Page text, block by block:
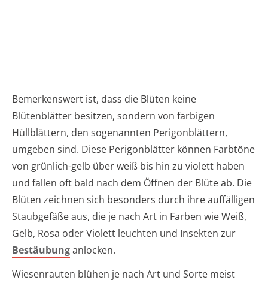
Bemerkenswert ist, dass die Blüten keine
Blütenblätter besitzen, sondern von farbigen
Hüllblättern, den sogenannten Perigonblättern,
umgeben sind. Diese Perigonblätter können Farbtöne
von grünlich-gelb über weiß bis hin zu violett haben
und fallen oft bald nach dem Öffnen der Blüte ab. Die
Blüten zeichnen sich besonders durch ihre auffälligen
Staubgefäße aus, die je nach Art in Farben wie Weiß,
Gelb, Rosa oder Violett leuchten und Insekten zur
Bestäubunganlocken.
Wiesenrauten blühen je nach Art und Sorte meist